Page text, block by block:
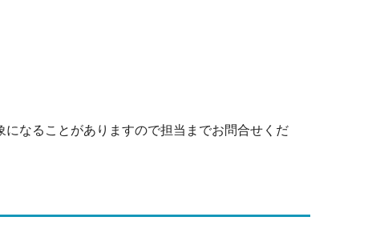
になることがありますので担当までお問合せくだ